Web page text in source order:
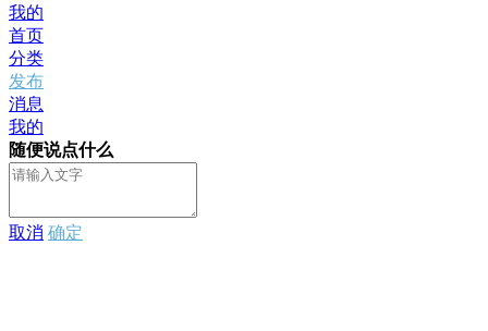
我的
首页
分类
发布
消息
我的
随便说点什么
取消 确定